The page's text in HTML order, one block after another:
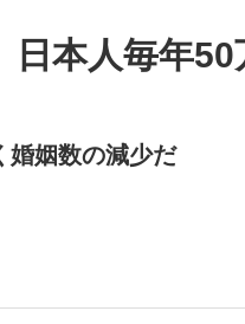
証言した“NPB聞...
もっと見
日本人毎年
婚姻数の減少だ